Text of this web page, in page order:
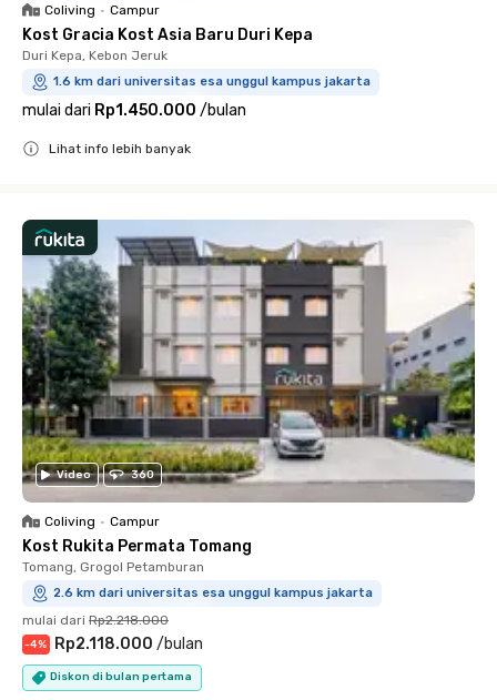
Coliving • Campur
Kost Gracia Kost Asia Baru Duri Kepa
Duri Kepa, Kebon Jeruk
1.6 km dari universitas esa unggul kampus jakarta
mulai dari Rp1.450.000 /bulan
Lihat info lebih banyak
Video 360
Coliving • Campur
Kost Rukita Permata Tomang
Tomang, Grogol Petamburan
2.6 km dari universitas esa unggul kampus jakarta
mulai dari Rp2.218.000
-4% Rp2.118.000 /bulan
Diskon di bulan pertama